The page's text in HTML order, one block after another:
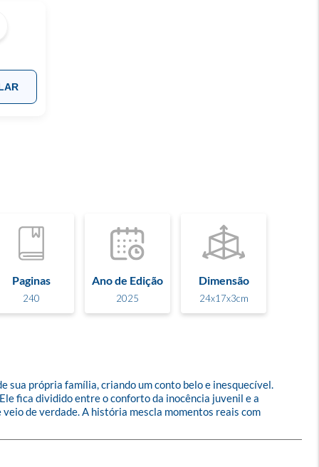
Paginas
240
Ano de Edição
2025
Dimensão
24x17x3cm
sua própria família, criando um conto belo e inesquecível.
fica dividido entre o conforto da inocência juvenil e a
de verdade. A história mescla momentos reais com